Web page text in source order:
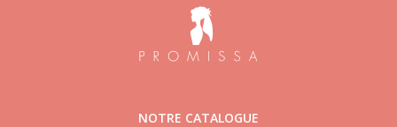
NOTRE CATALOGUE